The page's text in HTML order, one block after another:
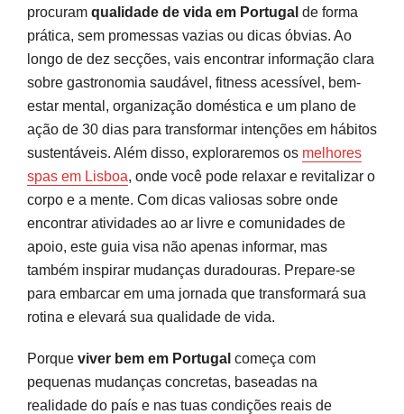
Bem-estar mental e equilíbrio emocional: cuidar
da cabeça para cuidar do resto
Tempo livre, cultura e lazer: usar o descanso a
seu favor
Casa, conforto e rotina: criar um ambiente que
apoia o novo estilo de vida
Plano de ação 30 dias: transformar intenções
em hábitos em Portugal
Semana 1: Estabelecer fundações
Semana 2: Criar rotinas
Semana 3: Expandir gradualmente
Semana 4: Avaliar e ajustar
Pequenos passos, mudança real e duradoura
procuram qualidade de vida em Portugal de forma
prática, sem promessas vazias ou dicas óbvias. Ao
longo de dez secções, vais encontrar informação clara
sobre gastronomia saudável, fitness acessível, bem-
estar mental, organização doméstica e um plano de
ação de 30 dias para transformar intenções em hábitos
sustentáveis. Além disso, exploraremos os melhores
spas em Lisboa, onde você pode relaxar e revitalizar o
corpo e a mente. Com dicas valiosas sobre onde
encontrar atividades ao ar livre e comunidades de
apoio, este guia visa não apenas informar, mas
também inspirar mudanças duradouras. Prepare-se
para embarcar em uma jornada que transformará sua
rotina e elevará sua qualidade de vida.
Porque viver bem em Portugal começa com
pequenas mudanças concretas, baseadas na
realidade do país e nas tuas condições reais de